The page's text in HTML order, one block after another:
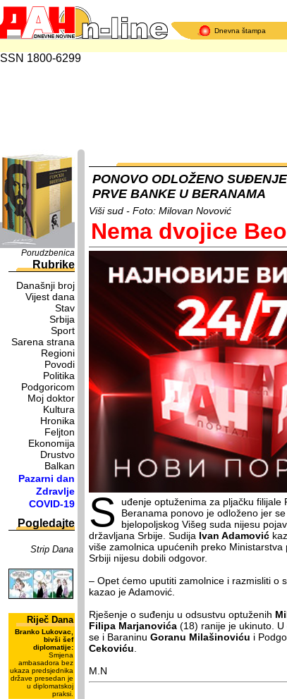
Dnevna štampa
ISSN 1800-6299
Porudzbenica
Rubrike
Današnji broj
Vijest dana
Stav
Srbija
Sport
Sarena strana
Regioni
Povodi
Politika
Podgoricom
Moj doktor
Kultura
Hronika
Feljton
Ekonomija
Drustvo
Balkan
Pazarni dan
Zdravlje
COVID-19
Pogledajte
Strip Dana
Riječ Dana
Branko Lukovac,
bivši šef
diplomatije:
Smjena
ambasadora bez
ukaza predsjednika
države presedan je
u diplomatskoj
praksi.
PONOVO ODLOŽENO
PRVE BANKE U BERANAMA
Viši sud - Foto: Milovan Novović
Nema dvojice
S
uđenje optuženima za pljačku filijale
Beranama ponovo je odloženo jer
bjelopoljskog Višeg suda nijesu
državljana Srbije. Sudija Ivan Adamović
više zamolnica upućenih preko Ministarstva
Srbiji nijesu dobili odgovor.
– Opet ćemo uputiti zamolnice i razmisliti o
kazao je Adamović.
Rješenje o suđenju u odsustvu optuženih
Filipa Marjanovića (18) ranije je ukinuto.
se i Baraninu Goranu Milašinoviću i
Cekoviću
M.N